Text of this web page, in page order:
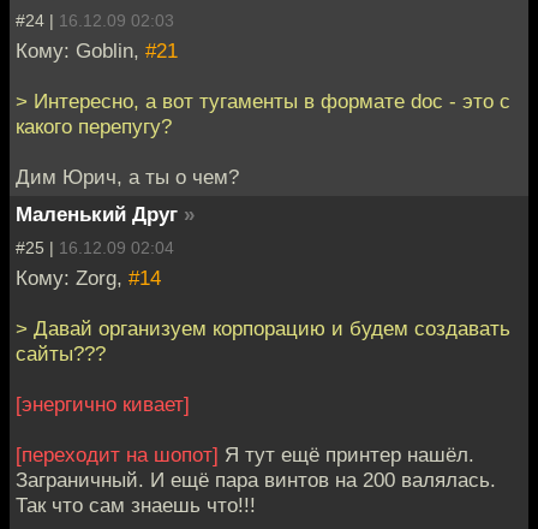
#24 | 16.12.09 02:03
Кому: Goblin, #21
> Интересно, а вот тугаменты в формате doc - это с
какого перепугу?
Дим Юрич, а ты о чем?
Маленький Друг »
#25 | 16.12.09 02:04
Кому: Zorg, #14
> Давай организуем корпорацию и будем создавать
сайты???
[энергично кивает]
[переходит на шопот] Я тут ещё принтер нашёл.
Заграничный. И ещё пара винтов на 200 валялась.
Так что сам знаешь что!!!